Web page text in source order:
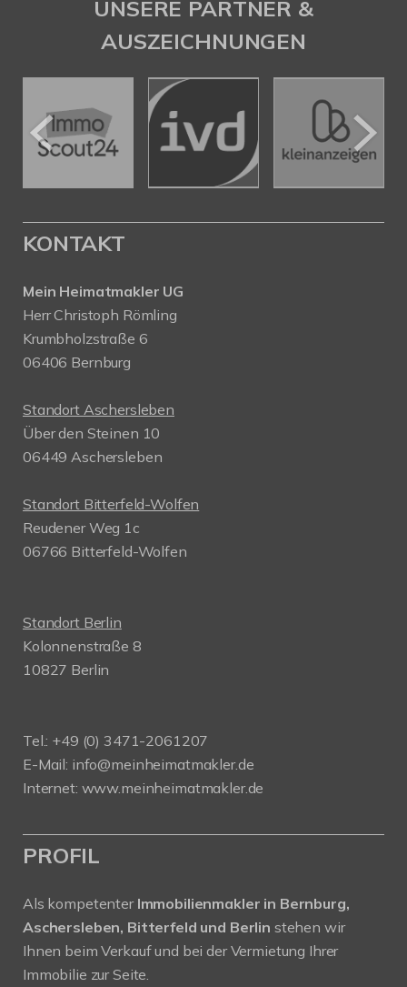
UNSERE PARTNER &
AUSZEICHNUNGEN
KONTAKT
Mein Heimatmakler UG
Herr Christoph Römling
Krumbholzstraße 6
06406 Bernburg
Standort Aschersleben
Über den Steinen 10
06449 Aschersleben
Standort Bitterfeld-Wolfen
Reudener Weg 1c
06766 Bitterfeld-Wolfen
Standort Berlin
Kolonnenstraße 8
10827 Berlin
Tel.: +49 (0) 3471-2061207
E-Mail: info@meinheimatmakler.de
Internet: www.meinheimatmakler.de
PROFIL
Als kompetenter Immobilienmakler in Bernburg,
Aschersleben, Bitterfeld und Berlin stehen wir
Ihnen beim Verkauf und bei der Vermietung Ihrer
Immobilie zur Seite.